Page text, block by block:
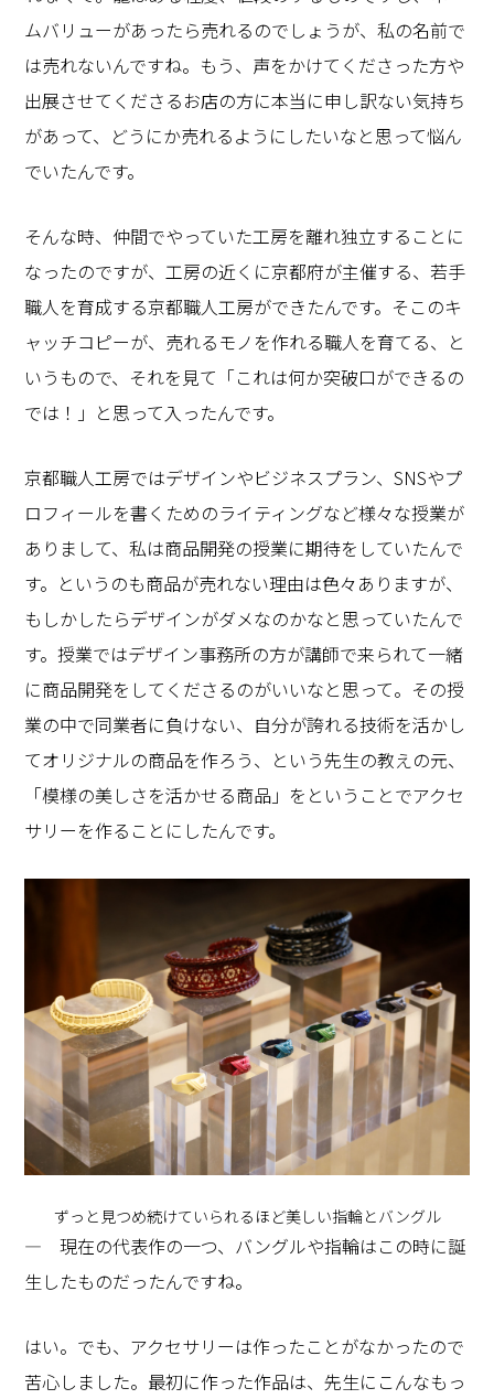
ムバリューがあったら売れるのでしょうが、私の名前で
は売れないんですね。もう、声をかけてくださった方や
出展させてくださるお店の方に本当に申し訳ない気持ち
があって、どうにか売れるようにしたいなと思って悩ん
でいたんです。
そんな時、仲間でやっていた工房を離れ独立することに
なったのですが、工房の近くに京都府が主催する、若手
職人を育成する京都職人工房ができたんです。そこのキ
ャッチコピーが、売れるモノを作れる職人を育てる、と
いうもので、それを見て「これは何か突破口ができるの
では！」と思って入ったんです。
京都職人工房ではデザインやビジネスプラン、SNSやプ
ロフィールを書くためのライティングなど様々な授業が
ありまして、私は商品開発の授業に期待をしていたんで
す。というのも商品が売れない理由は色々ありますが、
もしかしたらデザインがダメなのかなと思っていたんで
す。授業ではデザイン事務所の方が講師で来られて一緒
に商品開発をしてくださるのがいいなと思って。その授
業の中で同業者に負けない、自分が誇れる技術を活かし
てオリジナルの商品を作ろう、という先生の教えの元、
「模様の美しさを活かせる商品」をということでアクセ
サリーを作ることにしたんです。
ずっと見つめ続けていられるほど美しい指輪とバングル
― 現在の代表作の一つ、バングルや指輪はこの時に誕
生したものだったんですね。
はい。でも、アクセサリーは作ったことがなかったので
苦心しました。最初に作った作品は、先生にこんなもっ